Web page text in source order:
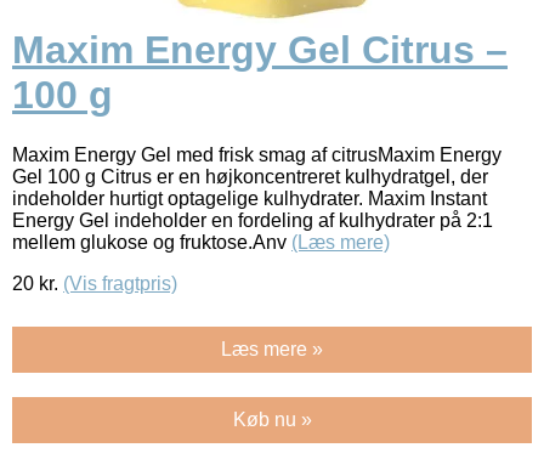
Maxim Energy Gel Citrus –
100 g
Maxim Energy Gel med frisk smag af citrusMaxim Energy
Gel 100 g Citrus er en højkoncentreret kulhydratgel, der
indeholder hurtigt optagelige kulhydrater. Maxim Instant
Energy Gel indeholder en fordeling af kulhydrater på 2:1
mellem glukose og fruktose.Anv (Læs mere)
20 kr. (Vis fragtpris)
Læs mere »
Køb nu »